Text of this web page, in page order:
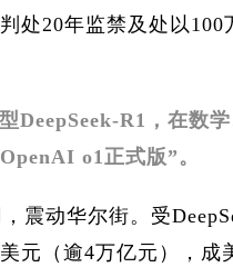
处20年监禁及处以100
DeepSeek-R1，在数
o1正式版”。
震动华尔街。受
元（逾4万亿元），成